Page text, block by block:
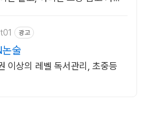
광고
술
이상의 레벨 독서관리, 초중등